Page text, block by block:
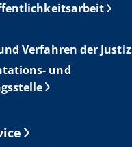
Verfahren der Justiz
und